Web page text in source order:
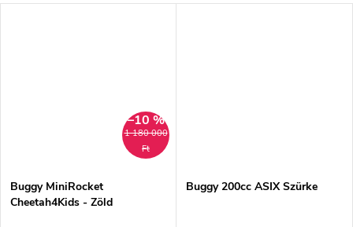
1 180 000
Ft
–10 %
Buggy MiniRocket
Cheetah4Kids - Zöld
Buggy 200cc ASIX Szürke